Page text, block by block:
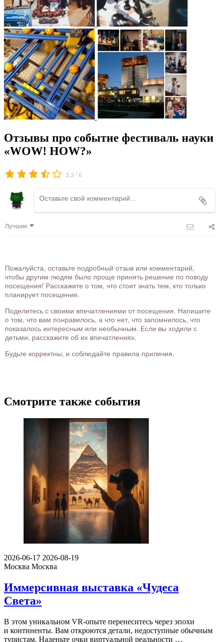
Отзывы про событие фестиваль науки
«WOW! HOW?»
3.3 /6
Лучшие
Пожалуйста, оставьте подробный отзыв или комментарий,
чтобы другим людям было проще принять решение по поводу
посещения! Расскажите о том, что стоит знать тем, кто только
планирует посещение.
Поделитесь с своими впечатлениями от посещения. Напишите
о том, что вам понравилось, а что нет, что запомнилось, что
показалось интересным или необычным. Если вы ходили с
детьми, расскажите об их впечатлениях.
Будьте корректны, и соблюдайте правила приличия.
Смотрите также события
2026-06-17 2026-08-19
Москва Москва
Иммерсивная выставка «Чудеса
Света»
В этом уникальном VR-опыте перенеситесь через эпохи
и континенты. Вам откроются детали, недоступные обычным
туристам. Наденьте очки виртуальной реальности …